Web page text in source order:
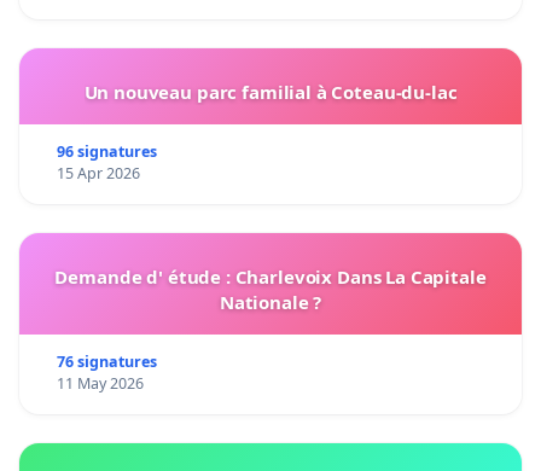
Un nouveau parc familial à Coteau-du-lac
96 signatures
15 Apr 2026
Demande d' étude : Charlevoix Dans La Capitale
Nationale ?
76 signatures
11 May 2026